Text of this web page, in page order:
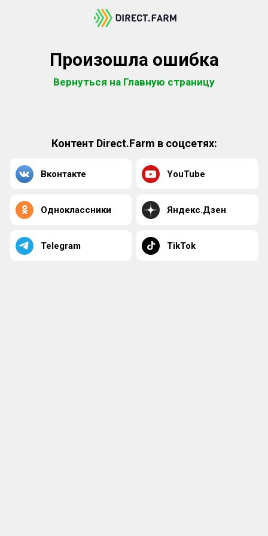
Произошла ошибка
Вернуться на Главную страницу
Контент Direct.Farm в соцсетях:
Вконтакте YouTube
Одноклассники Яндекс.Дзен
Telegram TikTok